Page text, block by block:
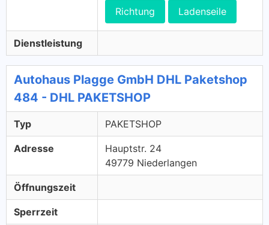
Richtung Ladenseile
Dienstleistung
Autohaus Plagge GmbH DHL Paketshop
484 - DHL PAKETSHOP
Typ PAKETSHOP
Adresse
Hauptstr. 24
49779 Niederlangen
Öffnungszeit
Sperrzeit